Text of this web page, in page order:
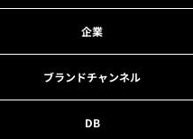
企業
ブランドチャンネル
DB